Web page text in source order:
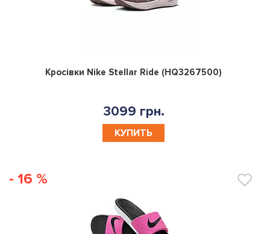
0
Кросівки Nike Stellar Ride (HQ3267500)
3099 грн.
КУПИТЬ
- 16 %